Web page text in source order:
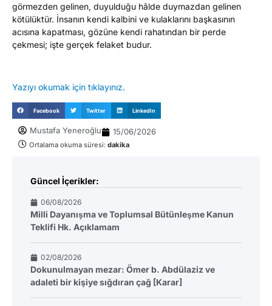
görmezden gelinen, duyulduğu hâlde duymazdan gelinen
kötülüktür. İnsanın kendi kalbini ve kulaklarını başkasının
acısına kapatması, gözüne kendi rahatından bir perde
çekmesi; işte gerçek felaket budur.
Yazıyı okumak için tıklayınız.
Facebook Twitter LinkedIn
Mustafa Yeneroğlu 15/06/2026
Ortalama okuma süresi: dakika
Güncel İçerikler:
06/08/2026
Milli Dayanışma ve Toplumsal Bütünleşme Kanun
Teklifi Hk. Açıklamam
02/08/2026
Dokunulmayan mezar: Ömer b. Abdülaziz ve
adaleti bir kişiye sığdıran çağ [Karar]